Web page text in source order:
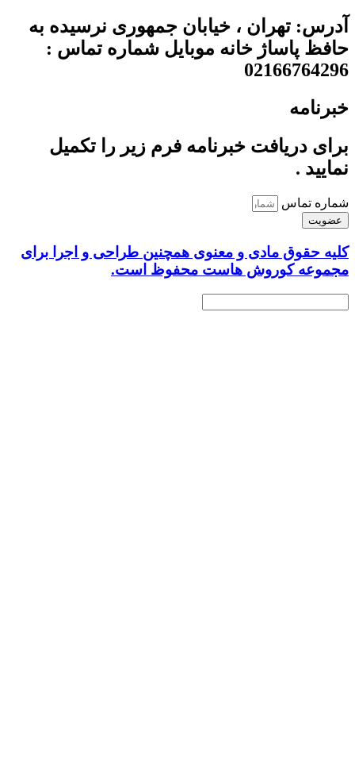
آدرس: تهران ، خیابان جمهوری نرسیده به
حافظ پاساژ خانه موبایل شماره تماس :
02166764296
خبرنامه
برای دریافت خبرنامه فرم زیر را تکمیل
نمایید .
شماره تماس
عضویت
کلیه حقوق مادی و معنوی همچنین طراحی و اجرا برای
مجموعه کوروش هاست محفوظ است.